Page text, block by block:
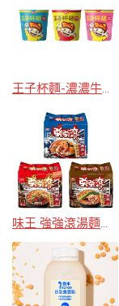
王子杯麵-濃濃牛肉湯麵/鮮鮮海味湯麵/蔥蔥肉燥湯麵
味王 強強滾湯麵系列-辣辣海鮮湯麵/辣辣麻辣燙湯麵/辣辣藥膳湯麵